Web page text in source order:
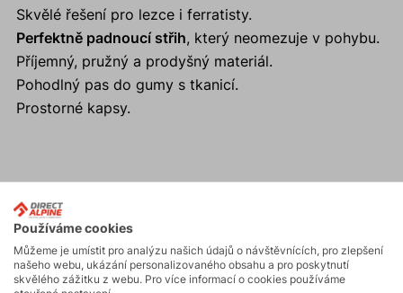
Skvělé řešení pro lezce i ferratisty.
Perfektně padnoucí střih, který neomezuje v pohybu.
Příjemný, pružný a prodyšný materiál.
Pohodlný pas do gumy s tkanicí.
Prostorné kapsy.
Aktivity
Turistika
Používáme cookies
Můžeme je umístit pro analýzu našich údajů o návštěvnících, pro zlepšení
našeho webu, ukázání personalizovaného obsahu a pro poskytnutí
skvělého zážitku z webu. Pro více informací o cookies používáme